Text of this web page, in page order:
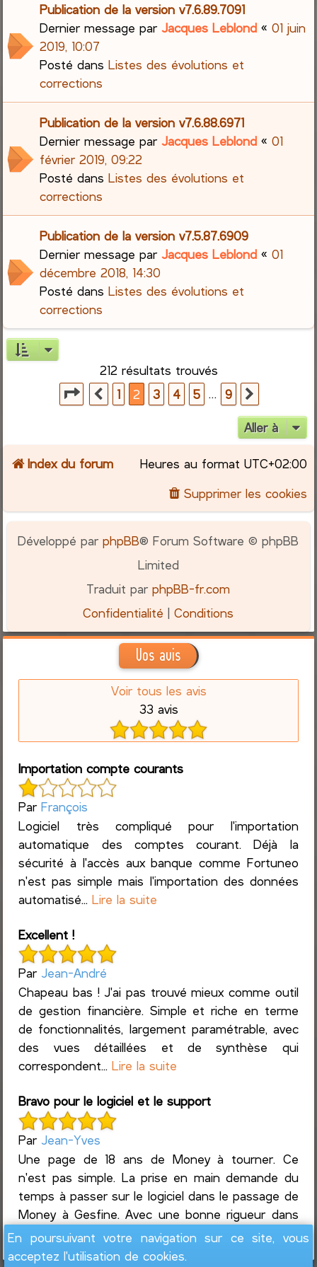
Publication de la version v7.6.89.7091
Dernier message parJacques Leblond «01 juin
2019, 10:07
Posté dansListes des évolutions et
corrections
Publication de la version v7.6.88.6971
Dernier message parJacques Leblond «01
février 2019, 09:22
Posté dansListes des évolutions et
corrections
Publication de la version v7.5.87.6909
Dernier message parJacques Leblond «01
décembre 2018, 14:30
Posté dansListes des évolutions et
corrections
212 résultats trouvés
Page
2sur 9
Précédente
1 2 3 4 5 … 9
Aller à
Index du forum Heures au format UTC+02:00
Supprimer les cookies
Développé parphpBB® Forum Software © phpBB
Limited
Traduit parphpBB-fr.com
Confidentialité |Conditions
Vos avis
Voir tous les avis
33 avis
Importation compte courants
ParFrançois
Logiciel très compliqué pour l'importation
automatique des comptes courant. Déjà la
sécurité à l'accès aux banque comme Fortuneo
n'est pas simple mais l'importation des données
automatisé...Lire la suite
Excellent !
Par Jean-André
Chapeau bas ! J'ai pas trouvé mieux comme outil
de gestion financière. Simple et riche en terme
de fonctionnalités, largement paramétrable, avec
des vues détaillées et de synthèse qui
correspondent...Lire la suite
Bravo pour le logiciel et le support
Par Jean-Yves
Une page de 18 ans de Money à tourner. Ce
n'est pas simple. La prise en main demande du
temps à passer sur le logiciel dans le passage de
Money à Gesfine. Avec une bonne rigueur dans
le suivi des co...Lire la suite
En poursuivant votre navigation sur ce site, vous
acceptez l'utilisation de cookies.